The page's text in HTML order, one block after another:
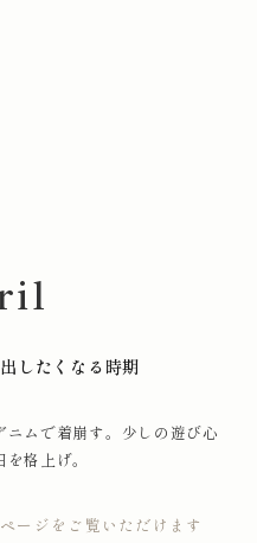
したくなる時期
ニムで着崩す。少しの遊び心
格上げ。
ージをご覧いただけます